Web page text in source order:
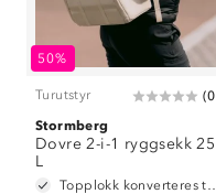
50%
Turutstyr (0
Stormberg
Dovre 2-i-1 ryggsekk 25
L